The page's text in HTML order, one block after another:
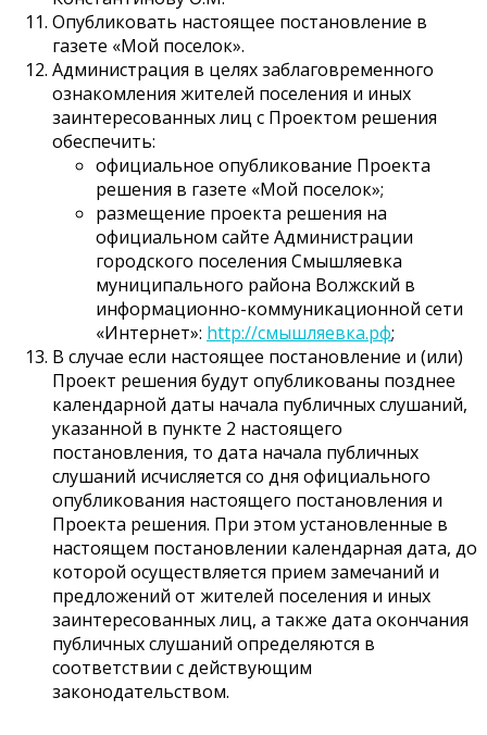
Опубликовать настоящее постановление в
газете «Мой поселок».
Администрация в целях заблаговременного
ознакомления жителей поселения и иных
заинтересованных лиц с Проектом решения
обеспечить:
официальное опубликование Проекта
решения в газете «Мой поселок»;
размещение проекта решения на
официальном сайте Администрации
городского поселения Смышляевка
муниципального района Волжский в
информационно-коммуникационной сети
«Интернет»: http://смышляевка.рф;
В случае если настоящее постановление и (или)
Проект решения будут опубликованы позднее
календарной даты начала публичных слушаний,
указанной в пункте 2 настоящего
постановления, то дата начала публичных
слушаний исчисляется со дня официального
опубликования настоящего постановления и
Проекта решения. При этом установленные в
настоящем постановлении календарная дата, до
которой осуществляется прием замечаний и
предложений от жителей поселения и иных
заинтересованных лиц, а также дата окончания
публичных слушаний определяются в
соответствии с действующим
законодательством.